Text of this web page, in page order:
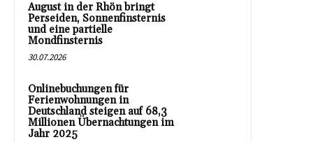
August in der Rhön bringt
Perseiden, Sonnenfinsternis
und eine partielle
Mondfinsternis
30.07.2026
Onlinebuchungen für
Ferienwohnungen in
Deutschland steigen auf 68,3
Millionen Übernachtungen im
Jahr 2025